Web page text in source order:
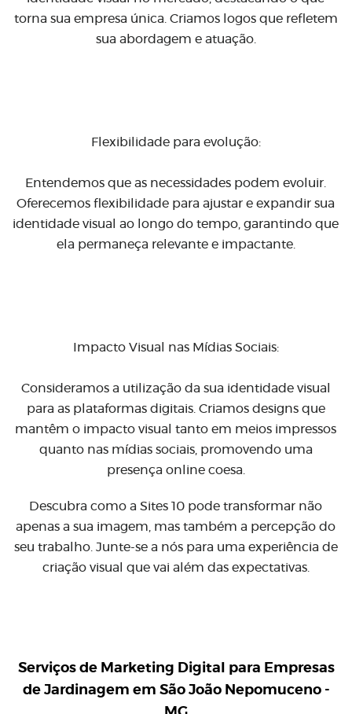
torna sua empresa única. Criamos logos que refletem
sua abordagem e atuação.
Flexibilidade para evolução:
Entendemos que as necessidades podem evoluir.
Oferecemos flexibilidade para ajustar e expandir sua
identidade visual ao longo do tempo, garantindo que
ela permaneça relevante e impactante.
Impacto Visual nas Mídias Sociais:
Consideramos a utilização da sua identidade visual
para as plataformas digitais. Criamos designs que
mantêm o impacto visual tanto em meios impressos
quanto nas mídias sociais, promovendo uma
presença online coesa.
Descubra como a Sites 10 pode transformar não
apenas a sua imagem, mas também a percepção do
seu trabalho. Junte-se a nós para uma experiência de
criação visual que vai além das expectativas.
Serviços de Marketing Digital para Empresas
de Jardinagem em São João Nepomuceno -